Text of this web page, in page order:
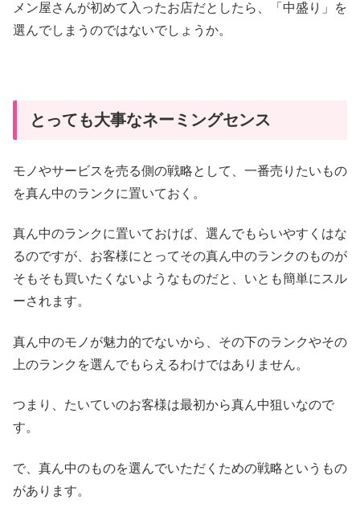
メン屋さんが初めて入ったお店だとしたら、「中盛り」を
選んでしまうのではないでしょうか。
とっても大事なネーミングセンス
モノやサービスを売る側の戦略として、一番売りたいもの
を真ん中のランクに置いておく。
真ん中のランクに置いておけば、選んでもらいやすくはな
るのですが、お客様にとってその真ん中のランクのものが
そもそも買いたくないようなものだと、いとも簡単にスル
ーされます。
真ん中のモノが魅力的でないから、その下のランクやその
上のランクを選んでもらえるわけではありません。
つまり、たいていのお客様は最初から真ん中狙いなので
す。
で、真ん中のものを選んでいただくための戦略というもの
があります。